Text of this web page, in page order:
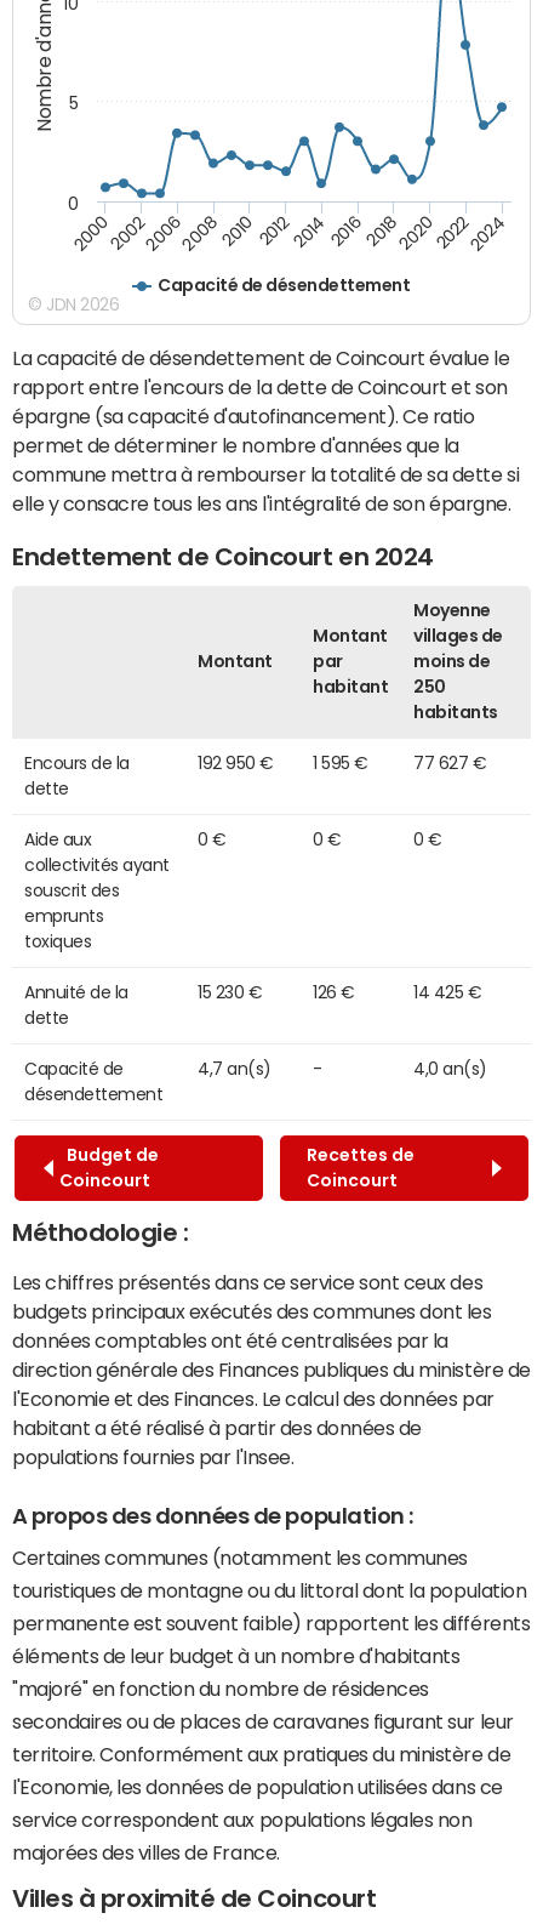
Nombre d'années
Capacité de désendettement
20002002200620082010 2012201420162018202020222024
0
5
© JDN 2026
La capacité de désendettement de Coincourt évalue le
rapport entre l'encours de la dette de Coincourt et son
épargne (sa capacité d'autofinancement). Ce ratio
permet de déterminer le nombre d'années que la
commune mettra à rembourser la totalité de sa dette si
elle y consacre tous les ans l'intégralité de son épargne.
Endettement de Coincourt en 2024
Montant
Montant
par
habitant
Moyenne
villages de
moins de
250
habitants
Encours de la
dette
192 950 € 1 595 € 77 627 €
Aide aux
collectivités ayant
souscrit des
emprunts
toxiques
0 € 0 € 0 €
Annuité de la
dette
15 230 € 126 € 14 425 €
Capacité de
désendettement
4,7 an(s) - 4,0 an(s)
Budget de
Coincourt
Recettes de
Coincourt
Méthodologie :
Les chiffres présentés dans ce service sont ceux des
budgets principaux exécutés des communes dont les
données comptables ont été centralisées par la
direction générale des Finances publiques du ministère de
l'Economie et des Finances. Le calcul des données par
habitant a été réalisé à partir des données de
populations fournies par l'Insee.
A propos des données de population :
Certaines communes (notamment les communes
touristiques de montagne ou du littoral dont la population
permanente est souvent faible) rapportent les différents
éléments de leur budget à un nombre d'habitants
"majoré" en fonction du nombre de résidences
secondaires ou de places de caravanes figurant sur leur
territoire. Conformément aux pratiques du ministère de
l'Economie, les données de population utilisées dans ce
service correspondent aux populations légales non
majorées des villes de France.
Villes à proximité de Coincourt